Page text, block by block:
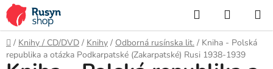
Prejsť
na
obsah
Hľadať
KOŠÍK
Domov
/ Knihy / CD/DVD / Knihy / Odborná rusínska lit. / Kniha - Polská
republika a otázka Podkarpatské (Zakarpatské) Rusi 1938-1939